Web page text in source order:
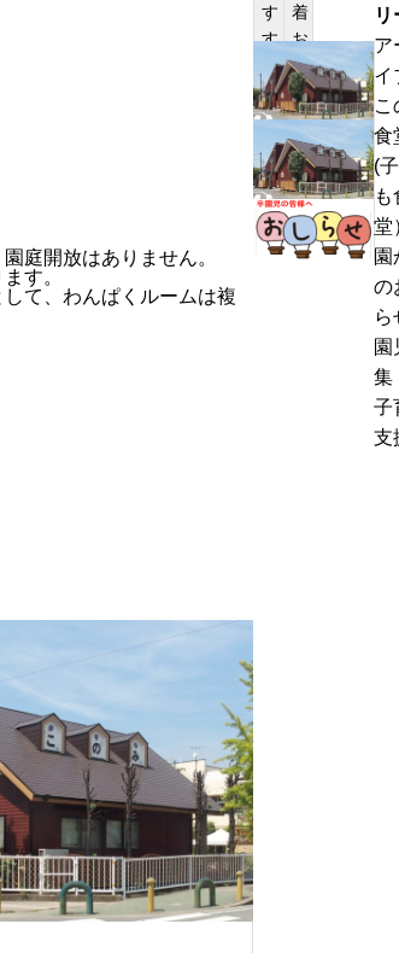
サンプルテキスト。サンプルテキスト。
庭開放はありません。
す。
て、わんぱくルームは複
す
す
め
記
事
着
お
知
ら
せ
わ
ん
ぱ
く
通
信
8
月
号
＆
ぽ
ん
ち
熱
中
症
警
戒
ア
ラ
ー
ト
発
表
お
里
帰
り
の
お
知
ら
リ
ア
イ
こ
食
(
も
堂
園
の
ら
園
集
子
支